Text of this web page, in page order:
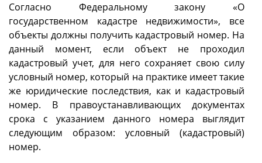
Согласно Федеральному закону «О
государственном кадастре недвижимости», все
объекты должны получить кадастровый номер. На
данный момент, если объект не проходил
кадастровый учет, для него сохраняет свою силу
условный номер, который на практике имеет такие
же юридические последствия, как и кадастровый
номер. В правоустанавливающих документах
срока с указанием данного номера выглядит
следующим образом: условный (кадастровый)
номер.